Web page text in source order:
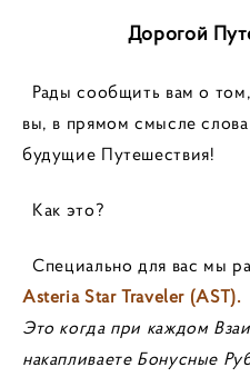
Дорогой
Рады сообщить вам о
вы, в прямом смысле
будущие Путешествия!
Как это?
Специально для вас мы
Asteria Star Traveler (AST).
Это когда при каждом
накапливаете Бонусные